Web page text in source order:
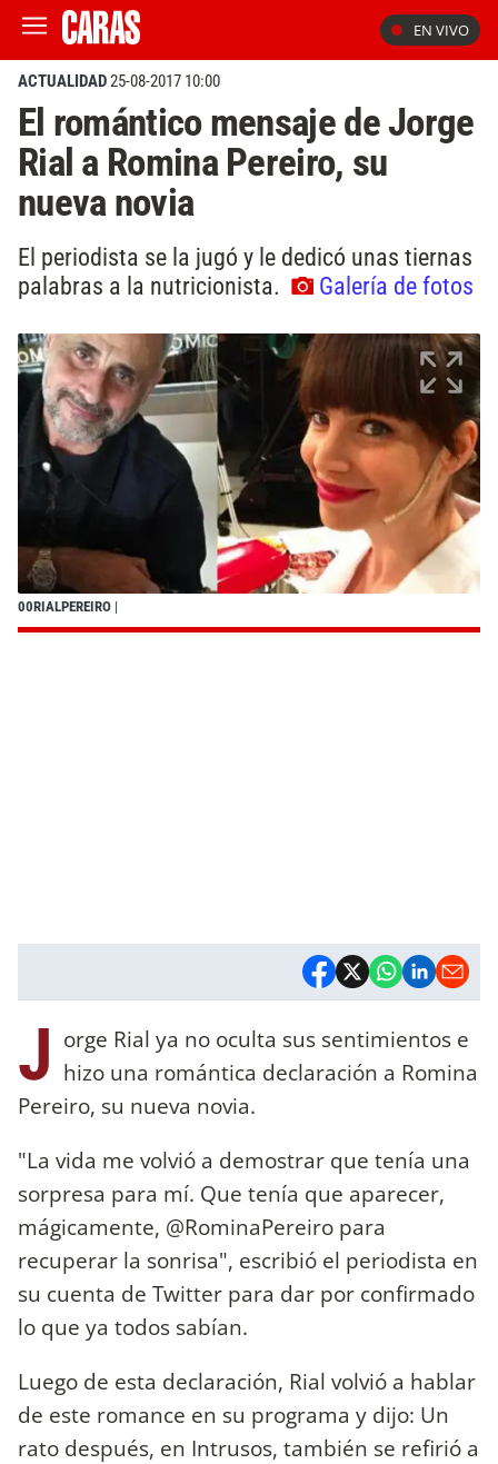
EN VIVO
ACTUALIDAD25-08-2017 10:00
El romántico mensaje de Jorge
Rial a Romina Pereiro, su
nueva novia
El periodista se la jugó y le dedicó unas tiernas
palabras a la nutricionista.
Galería de fotos
00RIALPEREIRO |
J orge Rial ya no oculta sus sentimientos e
hizo una romántica declaración a Romina
Pereiro, su nueva novia.
"La vida me volvió a demostrar que tenía una
sorpresa para mí. Que tenía que aparecer,
mágicamente, @RominaPereiro para
recuperar la sonrisa", escribió el periodista en
su cuenta de Twitter para dar por confirmado
lo que ya todos sabían.
Luego de esta declaración, Rial volvió a hablar
de este romance en su programa y dijo: Un
rato después, en Intrusos, también se refirió a